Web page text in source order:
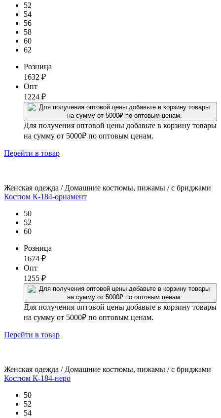
52
54
56
58
60
62
Розница
1632 ₽
Опт
1224 ₽
Для получения оптовой цены добавьте в корзину товары
на сумму от 5000₽ по оптовым ценам.
Перейти в товар
Женская одежда / Домашние костюмы, пижамы / с бриджами
Костюм К-184-орнамент
50
52
60
Розница
1674 ₽
Опт
1255 ₽
Для получения оптовой цены добавьте в корзину товары
на сумму от 5000₽ по оптовым ценам.
Перейти в товар
Женская одежда / Домашние костюмы, пижамы / с бриджами
Костюм К-184-неро
50
52
54